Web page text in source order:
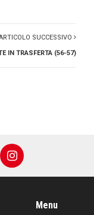
SUCCESSIVO
IN TRASFERTA (56-57)
Menu